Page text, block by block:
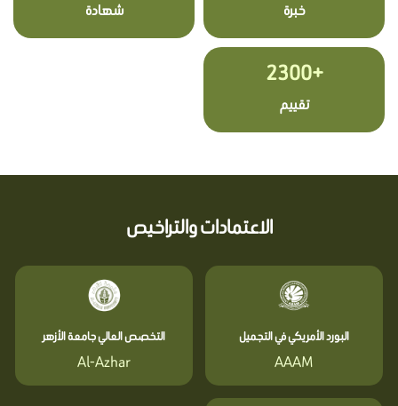
خبرة شهادة
+2300
تقييم
الاعتمادات والتراخيص
البورد الأمريكي في التجميل
AAAM
التخصص العالي جامعة الأزهر
Al-Azhar